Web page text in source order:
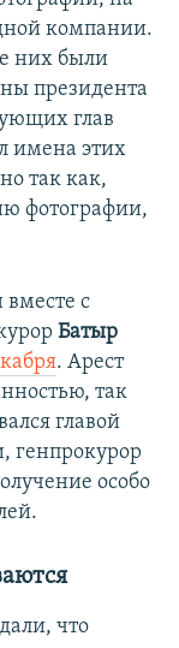
компании.
них были
президента
глав
имена этих
так как,
фотографии,
с
Батыр
. Арест
так
главой
генпрокурор
особо
что